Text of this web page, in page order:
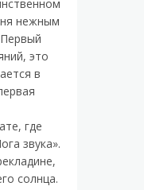
нежным
это
в
где
звука».
солнца.